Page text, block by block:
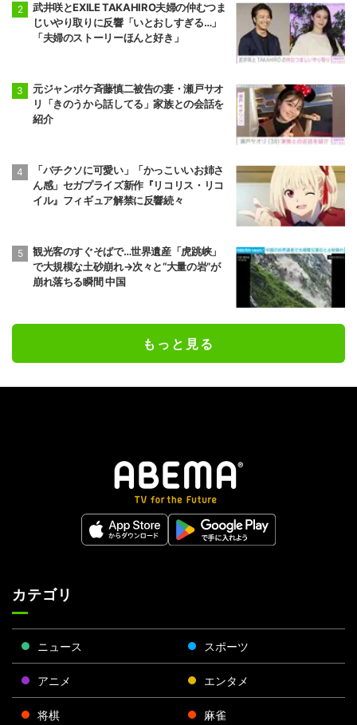
武井咲とEXILE TAKAHIRO夫婦の仲むつま
じいやり取りに反響「いとおしすぎる…」
「夫婦のストーリーほんと好き」
元ジャンポケ斉藤慎二被告の妻・瀬戸サオ
リ「きのうから話してる」家族との会話を
紹介
「バチクソに可愛い」「かっこいいお姉さ
ん感」セガプライズ新作『リコリス・リコ
イル』フィギュア解禁に反響続々
観光客のすぐそばで…世界遺産「虎跳峡」
で大規模な土砂崩れ→次々と“大量の岩”が
崩れ落ちる瞬間 中国
もっと見る
カテゴリ
ニュース スポーツ
アニメ エンタメ
将棋 麻雀